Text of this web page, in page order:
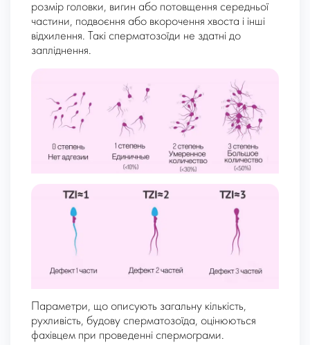
розмір головки, вигин або потовщення середньої
частини, подвоєння або вкорочення хвоста і інші
відхилення. Такі сперматозоїди не здатні до
запліднення.
Параметри, що описують загальну кількість,
рухливість, будову сперматозоїда, оцінюються
фахівцем при проведенні спермограми.